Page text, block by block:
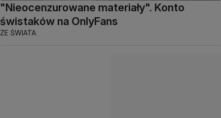
"Nieocenzurowane materiały". Konto
świstaków na OnlyFans
ZE ŚWIATA